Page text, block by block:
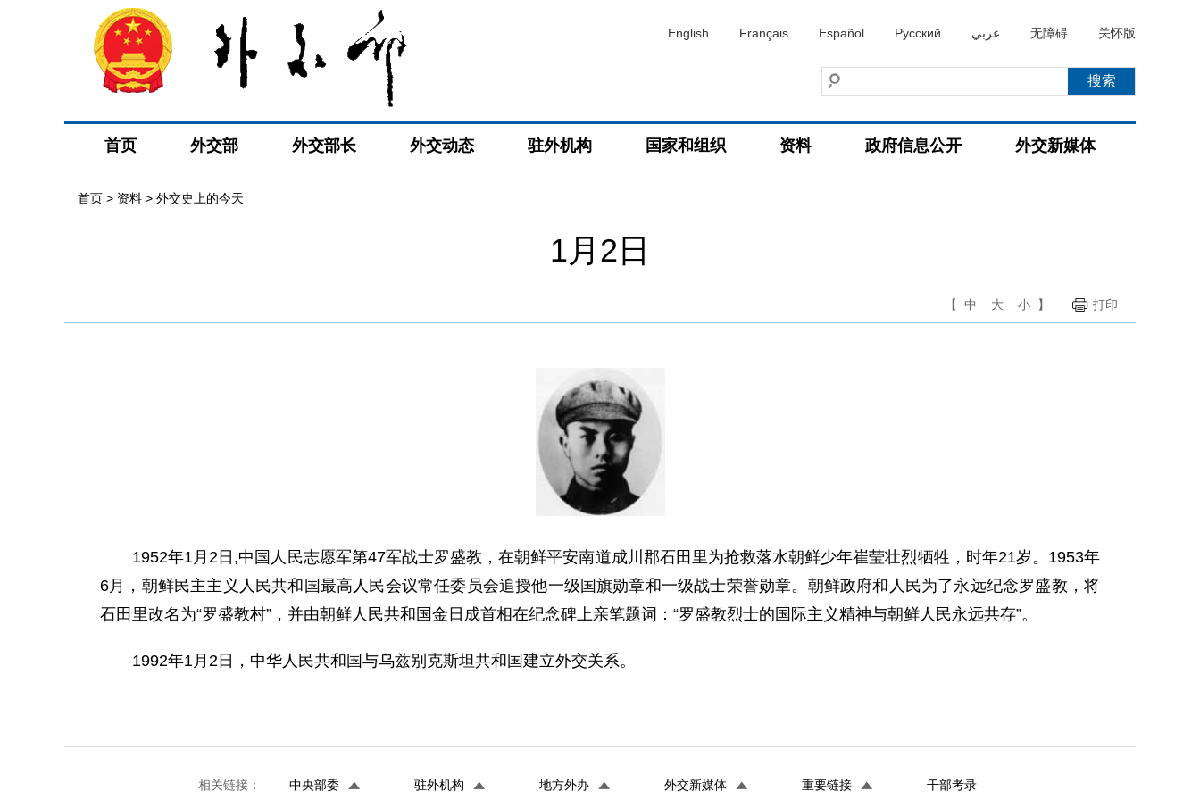
English Français Español Русский عربي 无障碍 关怀版
首页 外交部 外交部长 外交动态 驻外机构 国家和组织 资料 政府信息公开 外交新媒体
首页 > 资料 > 外交史上的今天
1月2日
【 中 大 小 】 打印
1952年1月2日,中国人民志愿军第47军战士罗盛教，在朝鲜平安南道成川郡石田里为抢救落水朝鲜少年崔莹壮烈牺牲，时年21岁。1953年
6月，朝鲜民主主义人民共和国最高人民会议常任委员会追授他一级国旗勋章和一级战士荣誉勋章。朝鲜政府和人民为了永远纪念罗盛教，将
石田里改名为“罗盛教村”，并由朝鲜人民共和国金日成首相在纪念碑上亲笔题词：“罗盛教烈士的国际主义精神与朝鲜人民永远共存”。
1992年1月2日，中华人民共和国与乌兹别克斯坦共和国建立外交关系。
相关链接： 中央部委 驻外机构 地方外办 外交新媒体 重要链接 干部考录